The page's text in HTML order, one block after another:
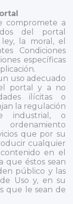
compromete a
del portal
la moral, el
Condiciones
específicas
uso adecuado
portal y a no
ilícitas o
la regulación
industrial, o
ordenamiento
que por su
cualquier
en el
que éstos sean
público y las
Uso y, en su
que le sean de